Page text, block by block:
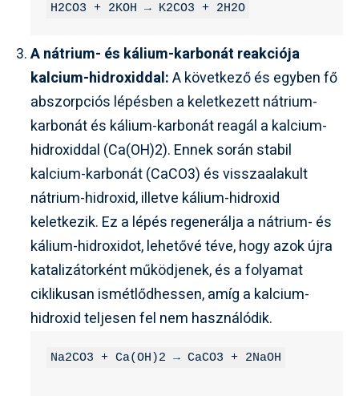
H2CO3 + 2KOH → K2CO3 + 2H2O
A nátrium- és kálium-karbonát reakciója
kalcium-hidroxiddal:A következő és egyben fő
abszorpciós lépésben a keletkezett nátrium-
karbonát és kálium-karbonát reagál a kalcium-
hidroxiddal (Ca(OH)2). Ennek során stabil
kalcium-karbonát (CaCO3) és visszaalakult
nátrium-hidroxid, illetve kálium-hidroxid
keletkezik. Ez a lépés regenerálja a nátrium- és
kálium-hidroxidot, lehetővé téve, hogy azok újra
katalizátorként működjenek, és a folyamat
ciklikusan ismétlődhessen, amíg a kalcium-
hidroxid teljesen fel nem használódik.
Na2CO3 + Ca(OH)2 → CaCO3 + 2NaOH